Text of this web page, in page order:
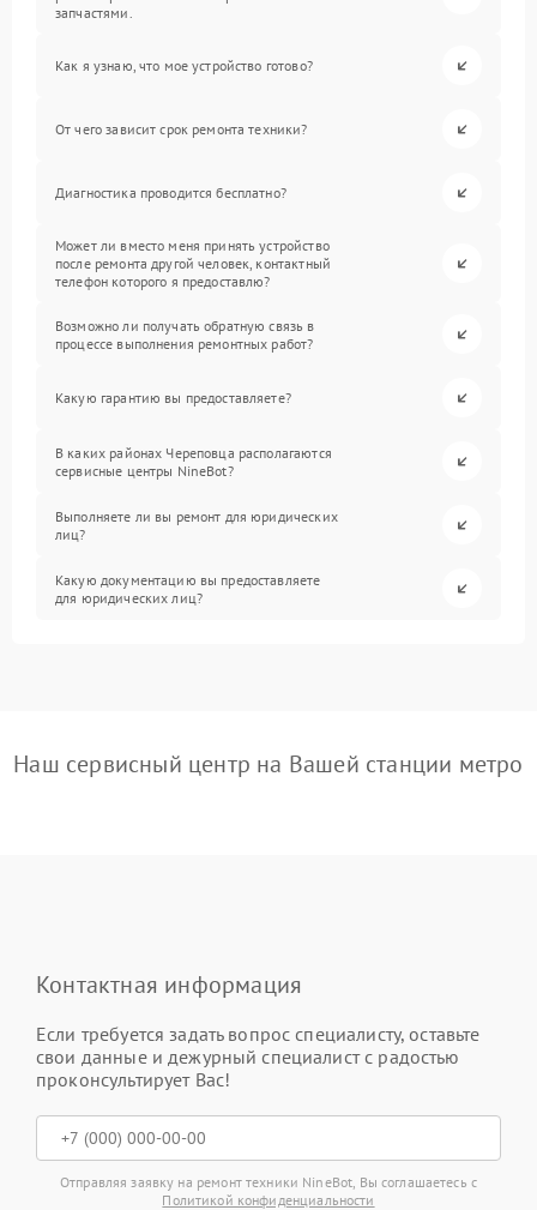
запчастями.
Как я узнаю, что мое устройство готово?
От чего зависит срок ремонта техники?
Диагностика проводится бесплатно?
Может ли вместо меня принять устройство
после ремонта другой человек, контактный
телефон которого я предоставлю?
Возможно ли получать обратную связь в
процессе выполнения ремонтных работ?
Какую гарантию вы предоставляете?
В каких районах Череповца располагаются
сервисные центры NineBot?
Выполняете ли вы ремонт для юридических
лиц?
Какую документацию вы предоставляете
для юридических лиц?
Наш сервисный центр на Вашей станции метро
Контактная информация
Если требуется задать вопрос специалисту, оставьте
свои данные и дежурный специалист с радостью
проконсультирует Вас!
Отправляя заявку на ремонт техники NineBot, Вы соглашаетесь с
Политикой конфиденциальности